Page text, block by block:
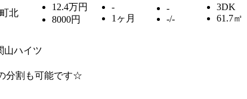
北
12.4万円
8000円
-
1ヶ月
-
-/-
3DK
61.7㎡
山ハイツ
分割も可能です☆